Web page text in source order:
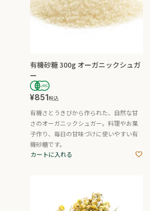
有機砂糖 300g オーガニックシュガ
ー
¥851税込
有機さとうきびから作られた、自然な甘
さのオーガニックシュガー。料理やお菓
子作り、毎日の甘味づけに使いやすい有
機砂糖です。
カートに入れる